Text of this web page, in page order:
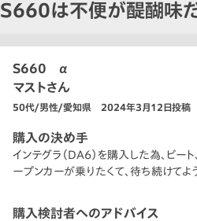
S660は不便が醍醐味
S660 α
マストさん
50代/男性/愛知県 2024年3月12日投稿
購入の決め手
インテグラ（DA6）を購入した為、ビ
ープンカーが乗りたくて、待ち続けて
購入検討者へのアドバイス